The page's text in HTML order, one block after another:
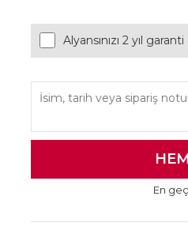
Alyansınızı 2 yıl
En geç